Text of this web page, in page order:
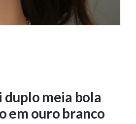
duplo meia bola
em ouro branco